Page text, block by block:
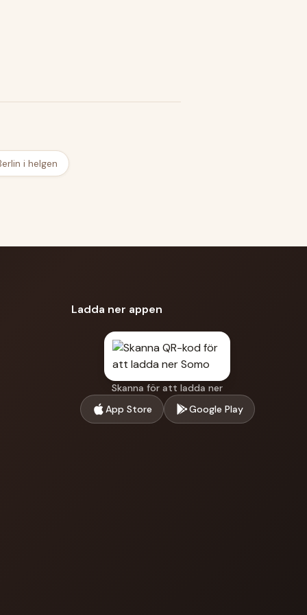
i helgen
Ladda ner appen
Skanna för att ladda ner
App Store
Google Play